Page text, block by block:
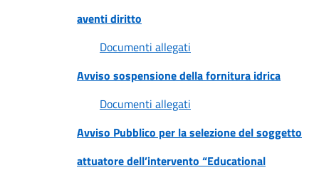
aventi diritto
Documenti allegati
Avviso sospensione della fornitura idrica
Documenti allegati
Avviso Pubblico per la selezione del soggetto
attuatore dell’intervento “Educational